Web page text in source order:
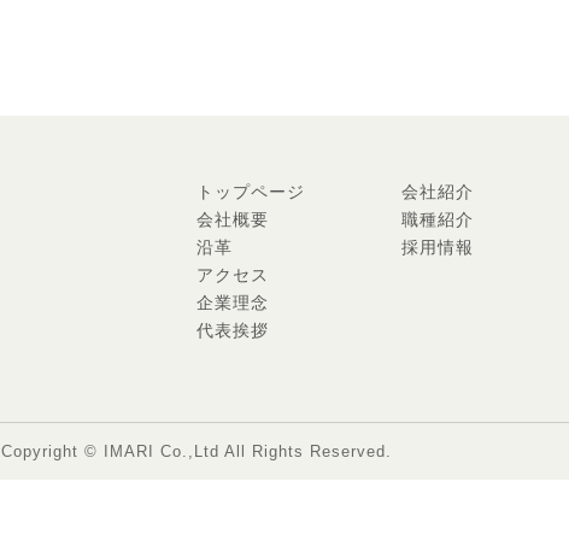
トップページ
会社概要
沿革
アクセス
企業理念
代表挨拶
会社紹介
職種紹介
採用情報
Copyright © IMARI Co.,Ltd All Rights Reserved.